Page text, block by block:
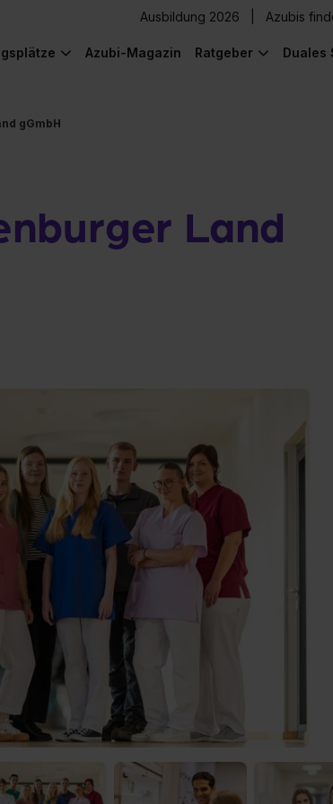
Ausbildung 2026 Azubis
Azubi-Magazin Ratgeber Duales
gGmbH
Land
zu sehen!
von YouTube. Neugierig? Dann schalte die Inhalte jetzt
von YouTube.
Inhalte angezeigt werden. Personenbezogene Daten
gibt es in der
Datenschutzerklärung.